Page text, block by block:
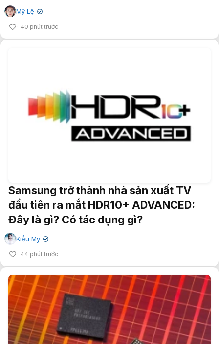
Mỹ Lệ ✔
40 phút trước
Samsung trở thành nhà sản xuất TV
đầu tiên ra mắt HDR10+ ADVANCED:
Đây là gì? Có tác dụng gì?
Kiều My ✔
44 phút trước